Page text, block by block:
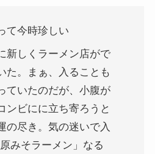
て今時珍しい
新しくラーメン店がで
た。まぁ、入ることも
ていたのだが、小腹が
ンビにに立ち寄ろうと
の尽き。気の迷いで入
みそラーメン」なる